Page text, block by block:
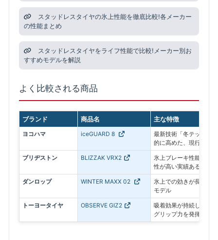
スタッドレスタイヤの氷上性能を徹底比較!各メーカー
の性能まとめ
スタッドレスタイヤをライフ性能で比較!メーカー別お
すすめモデルを解説
よく比較される商品
ブランド 商品名 主な特徴
ヨコハマ iceGUARD 8
最新技術「冬テック」
的に高めた、現行モデル
ブリヂストン BLIZZAK VRX2
氷上ブレーキ性能に優
性が高い実績あるモデル
ダンロップ WINTER MAXX 02
氷上での効きが長持ち
モデル
トーヨータイヤ OBSERVE GIZ2
吸着効果が持続し、ア
グリップ力を発揮